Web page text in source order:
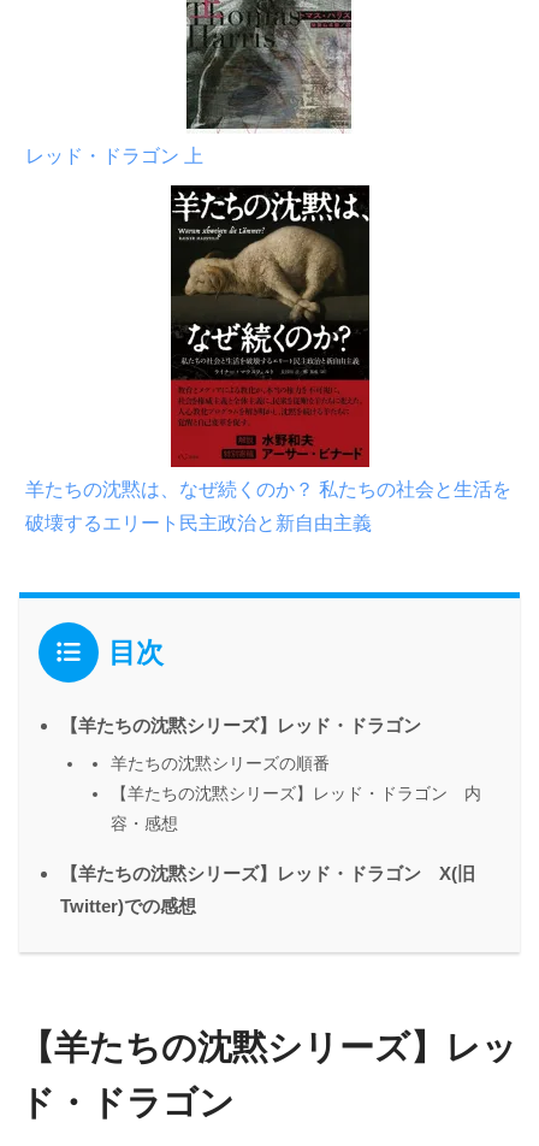
レッド・ドラゴン 上
羊たちの沈黙は、なぜ続くのか？ 私たちの社会と生活を
破壊するエリート民主政治と新自由主義
目次
【羊たちの沈黙シリーズ】レッド・ドラゴン
羊たちの沈黙シリーズの順番
【羊たちの沈黙シリーズ】レッド・ドラゴン 内
容・感想
【羊たちの沈黙シリーズ】レッド・ドラゴン X(旧
Twitter)での感想
【羊たちの沈黙シリーズ】レッ
ド・ドラゴン